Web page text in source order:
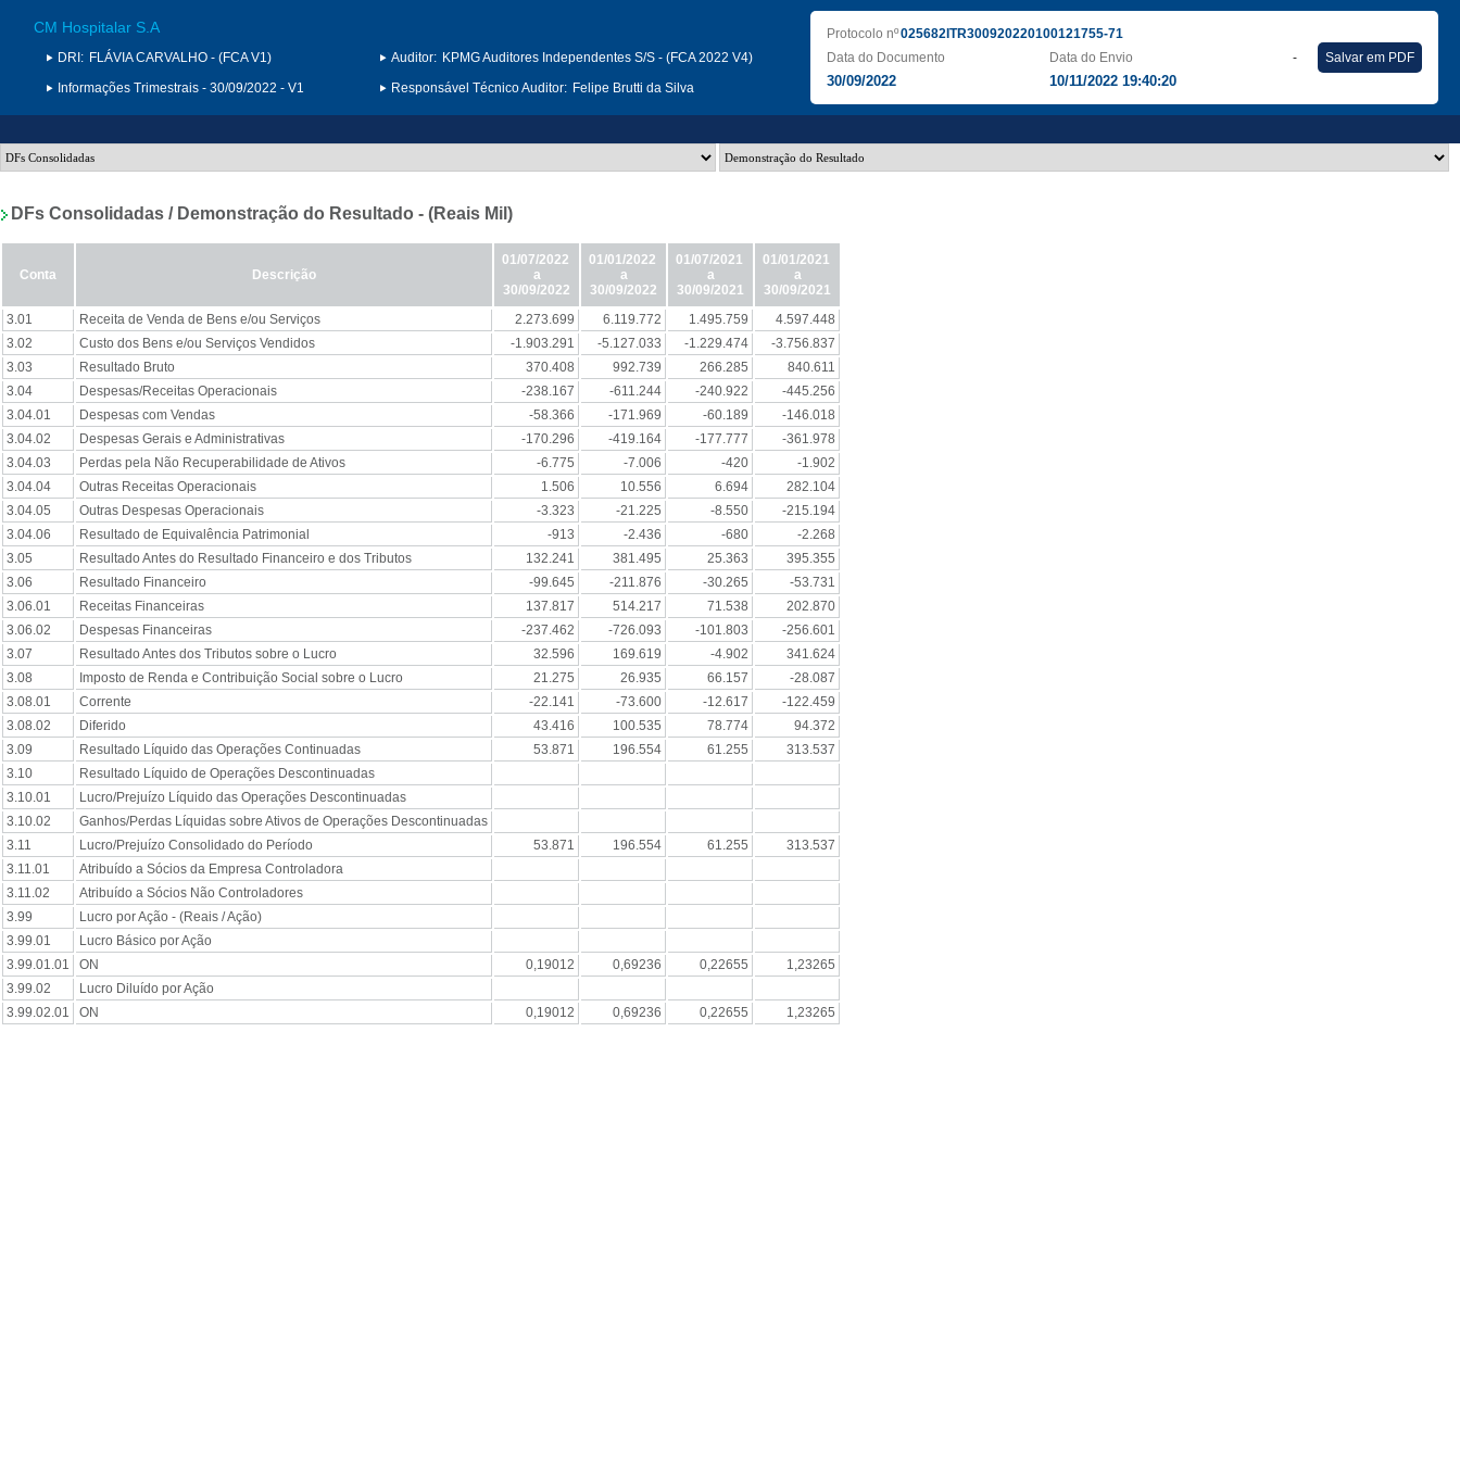
CM Hospitalar S.A
DRI: FLÁVIA CARVALHO - (FCA V1)
Informações Trimestrais - 30/09/2022 - V1
Auditor: KPMG Auditores Independentes S/S - (FCA 2022 V4)
Responsável Técnico Auditor: Felipe Brutti da Silva
Protocolo nº025682ITR300920220100121755-71
Data do Documento
30/09/2022
Data do Envio
10/11/2022 19:40:20
- Salvar em PDF